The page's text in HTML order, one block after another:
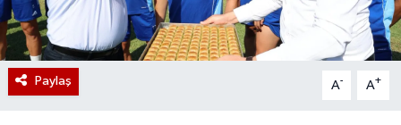
Paylaş A- A+